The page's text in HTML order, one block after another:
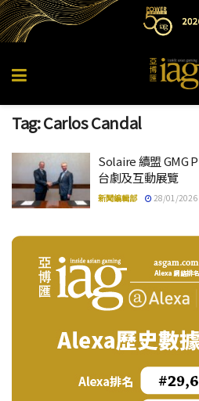
Tag:Carlos Candal
Solaire 續盟 GMG
台劇及互動展覽
新聞編輯部 28/01/2026